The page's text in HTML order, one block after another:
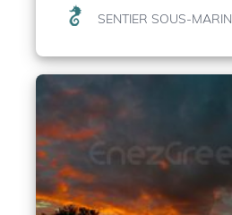
SENTIER SOUS-MARIN